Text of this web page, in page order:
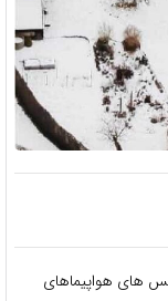
های هواپیماهای